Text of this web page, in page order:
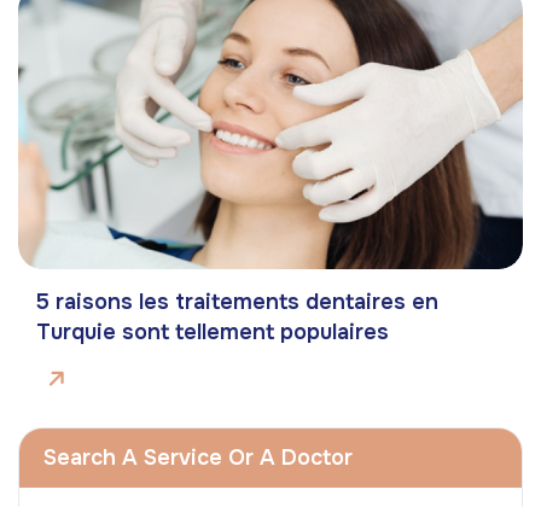
5 raisons les traitements dentaires en
Turquie sont tellement populaires
Search A Service Or A Doctor